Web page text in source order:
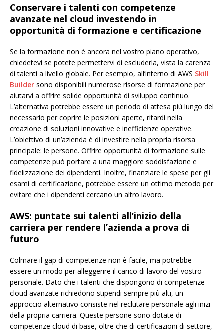
Conservare i talenti con competenze
avanzate nel cloud investendo in
opportunità di formazione e certificazione
Se la formazione non è ancora nel vostro piano operativo,
chiedetevi se potete permettervi di escluderla, vista la carenza
di talenti a livello globale. Per esempio, all’interno di AWS Skill
Builder sono disponibili numerose risorse di formazione per
aiutarvi a offrire solide opportunità di sviluppo continuo.
L’alternativa potrebbe essere un periodo di attesa più lungo del
necessario per coprire le posizioni aperte, ritardi nella
creazione di soluzioni innovative e inefficienze operative.
L’obiettivo di un’azienda è di investire nella propria risorsa
principale: le persone. Offrire opportunità di formazione sulle
competenze può portare a una maggiore soddisfazione e
fidelizzazione dei dipendenti. Inoltre, finanziare le spese per gli
esami di certificazione, potrebbe essere un ottimo metodo per
evitare che i dipendenti cercano un altro lavoro.
AWS: puntate sui talenti all’inizio della
carriera per rendere l’azienda a prova di
futuro
Colmare il gap di competenze non è facile, ma potrebbe
essere un modo per alleggerire il carico di lavoro del vostro
personale. Dato che i talenti che dispongono di competenze
cloud avanzate richiedono stipendi sempre più alti, un
approccio alternativo consiste nel reclutare personale agli inizi
della propria carriera. Queste persone sono dotate di
competenze cloud di base, oltre che di certificazioni di settore,